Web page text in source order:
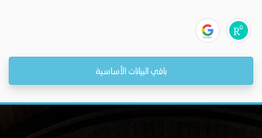
باقي البيانات الأساسية